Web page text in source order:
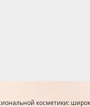
косметики: